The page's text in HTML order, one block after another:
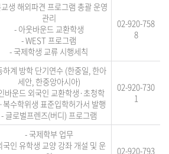
생 해외파견 프로그램 총괄 운영
관리
- 아웃바운드 교환학생
- WEST 프로그램
- 국제학생 교류 시행세칙
02-920-758
8
하계 방학 단기연수 (한중일, 한아
세안, 한중앙아시아)
바운드 외국인 교환학생·초청학
복수학위생 표준입학허가서 발행
- 글로벌프렌즈(버디) 프로그램
02-920-730
1
- 국제학부 업무
국인 유학생 교양 강좌 개설 및 운
02-920-793